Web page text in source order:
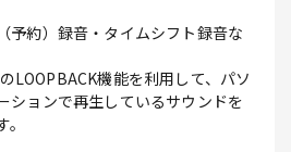
予約）録音・タイムシフト録音な
LOOPBACK機能を利用して、パソ
ションで再生しているサウンドを